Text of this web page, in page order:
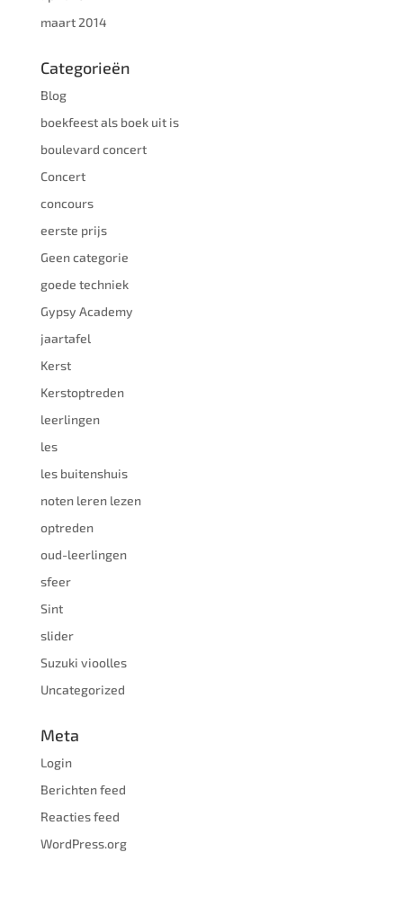
maart 2014
Categorieën
Blog
boekfeest als boek uit is
boulevard concert
Concert
concours
eerste prijs
Geen categorie
goede techniek
Gypsy Academy
jaartafel
Kerst
Kerstoptreden
leerlingen
les
les buitenshuis
noten leren lezen
optreden
oud-leerlingen
sfeer
Sint
slider
Suzuki vioolles
Uncategorized
Meta
Login
Berichten feed
Reacties feed
WordPress.org